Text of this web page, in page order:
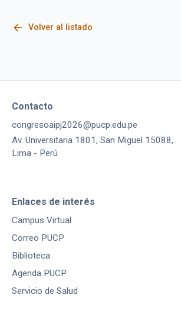
arrow_back Volver al listado
Contacto
congresoaipj2026@pucp.edu.pe
Av. Universitaria 1801, San Miguel 15088,
Lima - Perú
Enlaces de interés
Campus Virtual
Correo PUCP
Biblioteca
Agenda PUCP
Servicio de Salud